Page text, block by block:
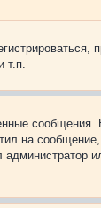
т.п.
на